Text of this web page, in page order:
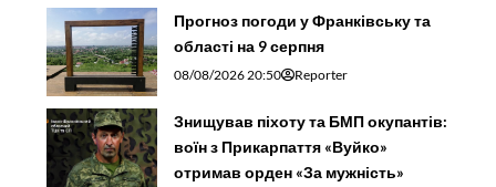
Прогноз погоди у Франківську та
області на 9 серпня
08/08/2026 20:50 Reporter
Знищував піхоту та БМП окупантів:
воїн з Прикарпаття «Вуйко»
отримав орден «За мужність»